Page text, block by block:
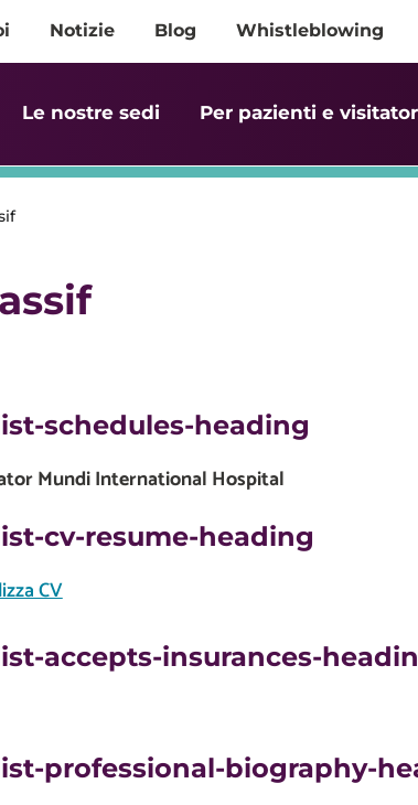
Notizie Blog Whistleblowing
Le nostre sedi Per pazienti e
schedules-heading
Mundi International Hospital
cv-resume-heading
CV
accepts-insurances-
professional-biography-